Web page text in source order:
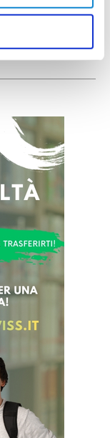
Valluzzi (1’ st
Marseglia, Damiani
Liuzzi (21’ st
...leggi